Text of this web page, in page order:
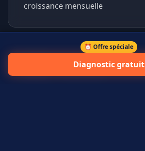
croissance mensuelle
45%
⏰ Offre spéciale
Diagnostic gratuit